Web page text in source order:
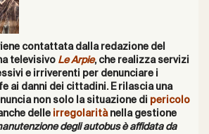
contattata dalla redazione del
televisivo Le Arpie, che realizza servizi
e irriverenti per denunciare i
ai danni dei cittadini. E rilascia una
non solo la situazione di pericolo
delle irregolaritànella gestione
degli autobus è affidata da